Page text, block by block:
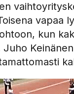
vapaa
kun
Juho